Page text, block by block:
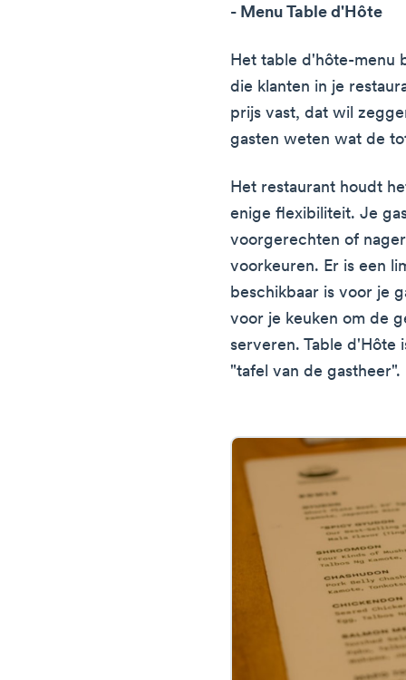
- Menu Table d'Hôte
Het table d'hôte-menu
die klanten in je
prijs vast, dat wil
gasten weten wat de
Het restaurant houdt
enige flexibiliteit. Je
voorgerechten of
voorkeuren. Er is een
beschikbaar is voor je
voor je keuken om de
serveren. Table d'Hôte
"tafel van de gastheer".